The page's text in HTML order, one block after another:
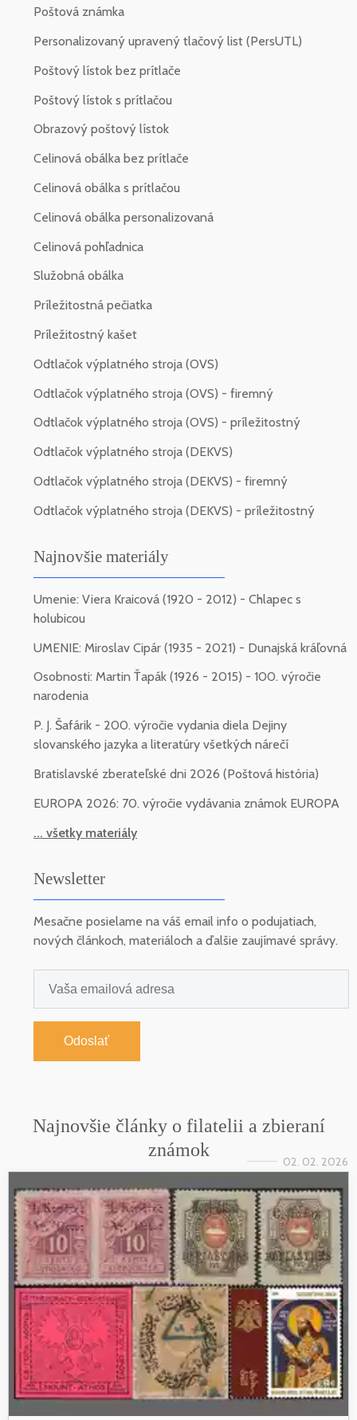
Poštová známka
Personalizovaný upravený tlačový list (PersUTL)
Poštový lístok bez prítlače
Poštový lístok s prítlačou
Obrazový poštový lístok
Celinová obálka bez prítlače
Celinová obálka s prítlačou
Celinová obálka personalizovaná
Celinová pohľadnica
Služobná obálka
Príležitostná pečiatka
Príležitostný kašet
Odtlačok výplatného stroja (OVS)
Odtlačok výplatného stroja (OVS) - firemný
Odtlačok výplatného stroja (OVS) - príležitostný
Odtlačok výplatného stroja (DEKVS)
Odtlačok výplatného stroja (DEKVS) - firemný
Odtlačok výplatného stroja (DEKVS) - príležitostný
Najnovšie materiály
Umenie: Viera Kraicová (1920 - 2012) - Chlapec s
holubicou
UMENIE: Miroslav Cipár (1935 - 2021) - Dunajská kráľovná
Osobnosti: Martin Ťapák (1926 - 2015) - 100. výročie
narodenia
P. J. Šafárik - 200. výročie vydania diela Dejiny
slovanského jazyka a literatúry všetkých nárečí
Bratislavské zberateľské dni 2026 (Poštová história)
EUROPA 2026: 70. výročie vydávania známok EUROPA
... všetky materiály
Newsletter
Mesačne posielame na váš email info o podujatiach,
nových článkoch, materiáloch a ďalšie zaujímavé správy.
Odoslať
Najnovšie články o filatelii a zbieraní
známok
02. 02. 2026